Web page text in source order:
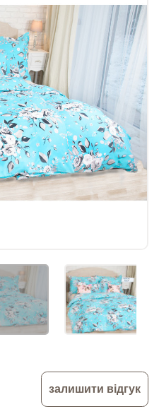
залишити відгук